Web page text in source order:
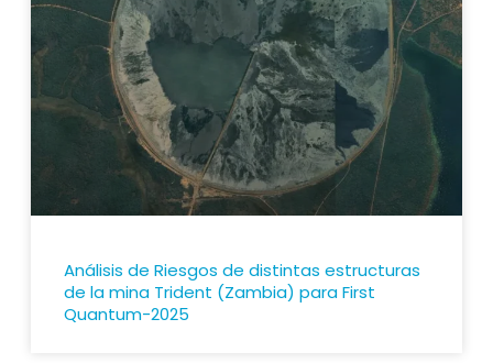
Análisis de Riesgos de distintas estructuras
de la mina Trident (Zambia) para First
Quantum-2025